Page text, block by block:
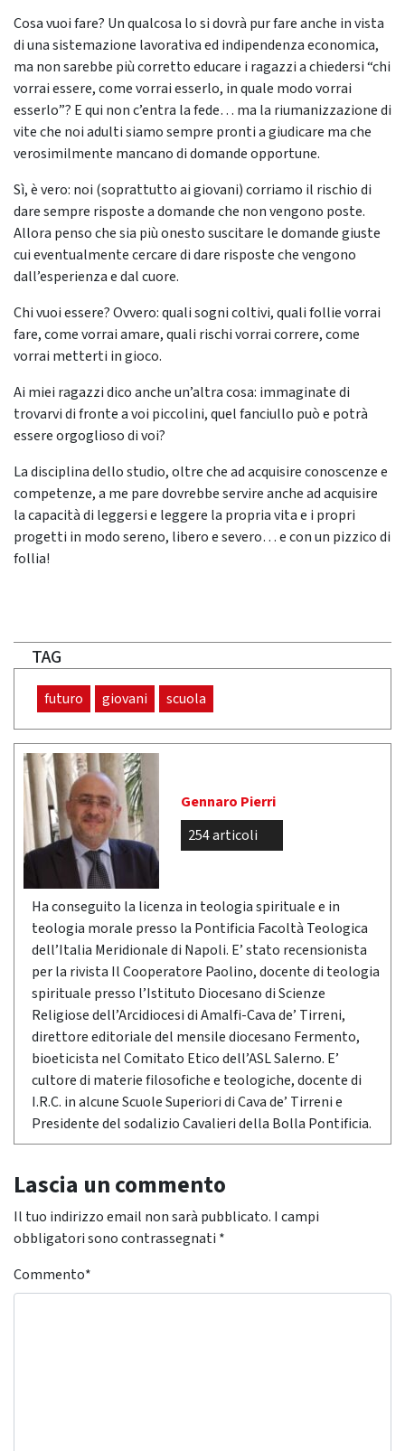
Cosa vuoi fare? Un qualcosa lo si dovrà pur fare anche in vista
di una sistemazione lavorativa ed indipendenza economica,
ma non sarebbe più corretto educare i ragazzi a chiedersi “chi
vorrai essere, come vorrai esserlo, in quale modo vorrai
esserlo”? E qui non c’entra la fede… ma la riumanizzazione di
vite che noi adulti siamo sempre pronti a giudicare ma che
verosimilmente mancano di domande opportune.
Sì, è vero: noi (soprattutto ai giovani) corriamo il rischio di
dare sempre risposte a domande che non vengono poste.
Allora penso che sia più onesto suscitare le domande giuste
cui eventualmente cercare di dare risposte che vengono
dall’esperienza e dal cuore.
Chi vuoi essere? Ovvero: quali sogni coltivi, quali follie vorrai
fare, come vorrai amare, quali rischi vorrai correre, come
vorrai metterti in gioco.
Ai miei ragazzi dico anche un’altra cosa: immaginate di
trovarvi di fronte a voi piccolini, quel fanciullo può e potrà
essere orgoglioso di voi?
La disciplina dello studio, oltre che ad acquisire conoscenze e
competenze, a me pare dovrebbe servire anche ad acquisire
la capacità di leggersi e leggere la propria vita e i propri
progetti in modo sereno, libero e severo… e con un pizzico di
follia!
TAG
futuro giovani scuola
Gennaro Pierri
254 articoli
Ha conseguito la licenza in teologia spirituale e in
teologia morale presso la Pontificia Facoltà Teologica
dell’Italia Meridionale di Napoli. E’ stato recensionista
per la rivista Il Cooperatore Paolino, docente di teologia
spirituale presso l’Istituto Diocesano di Scienze
Religiose dell’Arcidiocesi di Amalfi-Cava de’ Tirreni,
direttore editoriale del mensile diocesano Fermento,
bioeticista nel Comitato Etico dell’ASL Salerno. E’
cultore di materie filosofiche e teologiche, docente di
I.R.C. in alcune Scuole Superiori di Cava de’ Tirreni e
Presidente del sodalizio Cavalieri della Bolla Pontificia.
Lascia un commento
Il tuo indirizzo email non sarà pubblicato. I campi
obbligatori sono contrassegnati *
Commento*